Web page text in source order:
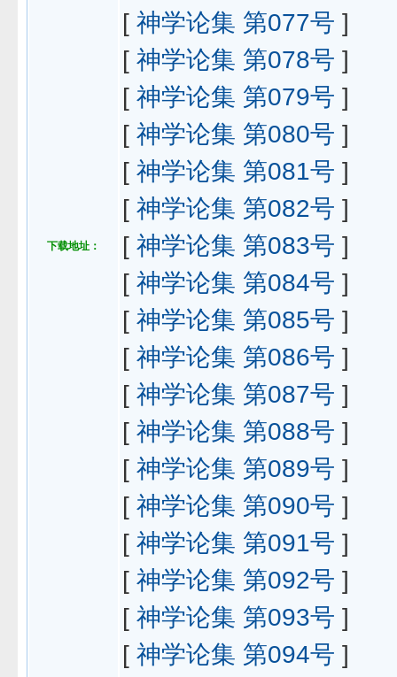
下载地址：
[ 神学论集 第077号 ]
[ 神学论集 第078号 ]
[ 神学论集 第079号 ]
[ 神学论集 第080号 ]
[ 神学论集 第081号 ]
[ 神学论集 第082号 ]
[ 神学论集 第083号 ]
[ 神学论集 第084号 ]
[ 神学论集 第085号 ]
[ 神学论集 第086号 ]
[ 神学论集 第087号 ]
[ 神学论集 第088号 ]
[ 神学论集 第089号 ]
[ 神学论集 第090号 ]
[ 神学论集 第091号 ]
[ 神学论集 第092号 ]
[ 神学论集 第093号 ]
[ 神学论集 第094号 ]